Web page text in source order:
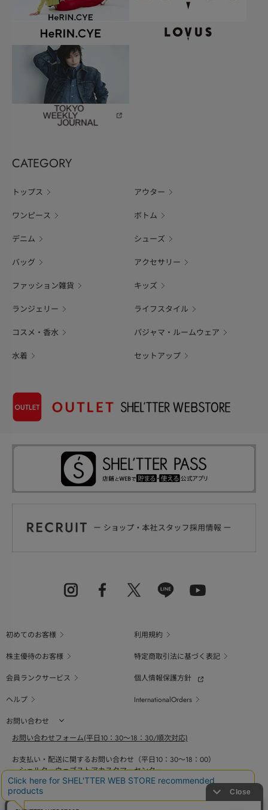
CATEGORY
トップス アウター
ワンピース ボトム
デニム シューズ
バッグ アクセサリー
ファッション雑貨 キッズ
ランジェリー ライフスタイル
コスメ・香水 パジャマ・ルームウェア
水着 セットアップ
初めてのお客様
利用規約
株主優待のお客様
特定商取引法に基づく表記
会員ランクサービス
個人情報保護方針
ヘルプ
InternationalOrders
お問い合わせ
お問い合わせフォーム(平日10：30～18：30/順次対応)
お支払い・配送に関するお問い合わせ（平日10：30～18：00）
シェルターウェブストアカスタマーセンター
0800-123-6820
商品の素材、サイズ、仕様等に関するお問い合せ（平日10：30～18：00）
バロックジャパンリミテッドコールセンター